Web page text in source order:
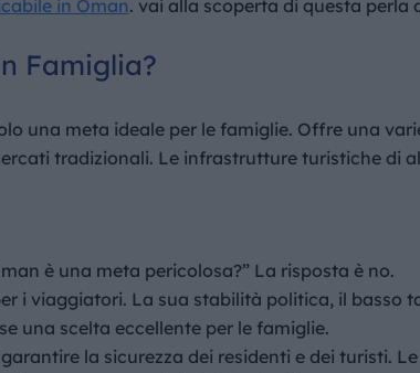
in Oman. vai alla scoperta di questa perla
Famiglia?
una meta ideale per le famiglie. Offre una
tradizionali. Le infrastrutture turistiche di
è una meta pericolosa?” La risposta è no.
i viaggiatori. La sua stabilità politica, il basso
una scelta eccellente per le famiglie.
la sicurezza dei residenti e dei turisti.